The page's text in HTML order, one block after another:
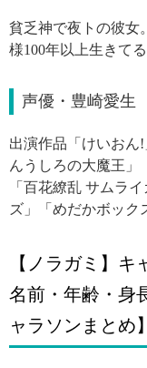
貧乏神で夜トの彼女
様100年以上生きて
声優・豊崎愛生
出演作品「けいおん
んうしろの大魔王」
「百花繚乱 サムラ
ズ」「めだかボック
【ノラガミ】
名前・年齢・身
ャラソンまとめ】